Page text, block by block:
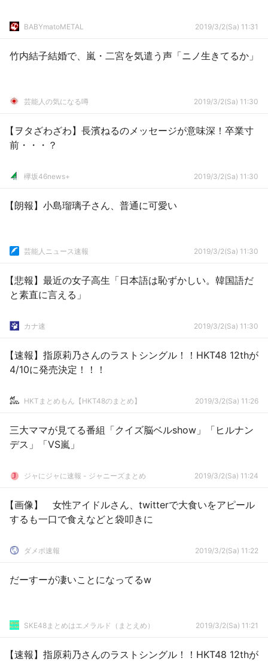
BABYmatoMETAL 2019/3/2(Sa) 11:31
竹内結子結婚で、嵐・二宮を気遣う声「ニノ生きてるか」
芸能人の気になる噂 2019/3/2(Sa) 11:30
【ヲタざわざわ】長濱ねるのメッセージが意味深！卒業寸
前・・・？
欅坂46news+ 2019/3/2(Sa) 11:30
【朗報】小島瑠璃子さん、普通に可愛い
芸能人ニュース速報 2019/3/2(Sa) 11:30
【悲報】最近の女子高生「日本語は恥ずかしい。韓国語だ
と素直に言える」
カナ速 2019/3/2(Sa) 11:30
【速報】指原莉乃さんのラストシングル！！HKT48 12thが
4/10に発売決定！！！
HKTまとめもん【HKT48のまとめ】 2019/3/2(Sa) 11:26
三大ママが見てる番組「クイズ脳ベルshow」「ヒルナン
デス」「VS嵐」
ジャにジャに速報 - ジャニーズまとめ 2019/3/2(Sa) 11:24
【画像】 女性アイドルさん、twitterで大食いをアピール
するも一口で食えなどと袋叩きに
ダメポ速報 2019/3/2(Sa) 11:22
だーすーが凄いことになってるw
SKE48まとめはエメラルド（まとえめ） 2019/3/2(Sa) 11:21
【速報】指原莉乃さんのラストシングル！！HKT48 12thが